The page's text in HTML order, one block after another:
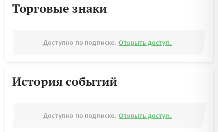
Торговые знаки
Доступно по подписке. Открыть доступ.
История событий
Доступно по подписке. Открыть доступ.